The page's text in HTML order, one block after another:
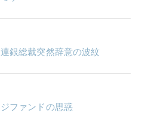
銀総裁突然辞意の波紋
ファンドの思惑